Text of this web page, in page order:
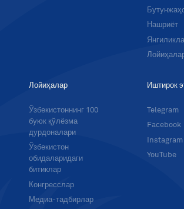
Нашриёт
Лойиҳалар
Ўзбекистоннинг 100
буюк қўлёзма
дурдоналари
Ўзбекистон
обидаларидаги
битиклар
Конгресслар
Медиа-тадбирлар
Иштирок
Telegram
Facebook
Instagram
YouTube